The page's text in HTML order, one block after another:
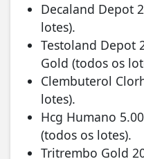
Decaland Depot
lotes).
Testoland Depot
Gold (todos os
Clembuterol
lotes).
Hcg Humano
(todos os lotes).
Tritrembo Gold